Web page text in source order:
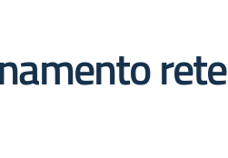
rete